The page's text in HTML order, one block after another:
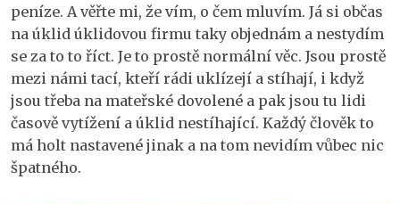
peníze. A věřte mi, že vím, o čem mluvím. Já si občas
na úklid úklidovou firmu taky objednám a nestydím
se za to to říct. Je to prostě normální věc. Jsou prostě
mezi námi tací, kteří rádi uklízejí a stíhají, i když
jsou třeba na mateřské dovolené a pak jsou tu lidi
časově vytížení a úklid nestíhající. Každý člověk to
má holt nastavené jinak a na tom nevidím vůbec nic
špatného.